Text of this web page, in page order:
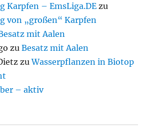
Karpfen – EmsLiga.DE zu
von „großen“ Karpfen
mit Aalen
zuBesatz mit Aalen
zuWasserpflanzen in Biotop
– aktiv